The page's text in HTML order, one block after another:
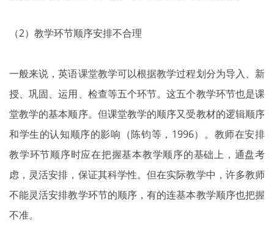
（2）教学环节顺序安排不合理
一般来说，英语课堂教学可以根据教学过程划分为导入、新
授、巩固、运用、检查等五个环节。这五个教学环节也是课
堂教学的基本顺序。但课堂教学的顺序又受教材的逻辑顺序
和学生的认知顺序的影响（陈钧等，1996）。教师在安排
教学环节顺序时应在把握基本教学顺序的基础上，通盘考
虑，灵活安排，保证其科学性。但在实际教学中，许多教师
不能灵活安排教学环节的顺序，有的连基本教学顺序也把握
不准。